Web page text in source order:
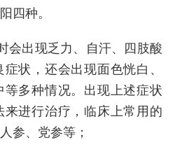
四种。
会出现乏力、自汗、四肢酸
状，还会出现面色恍白、
多种情况。出现上述症状
进行治疗，临床上常用的
参、党参等；